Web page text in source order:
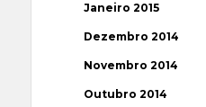
Janeiro 2015
Dezembro 2014
Novembro 2014
Outubro 2014